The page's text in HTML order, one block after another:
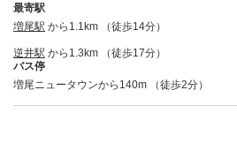
最寄駅
増尾駅 から1.1km （徒歩14分）
逆井駅 から1.3km （徒歩17分）
バス停
増尾ニュータウンから140m （徒歩2分）